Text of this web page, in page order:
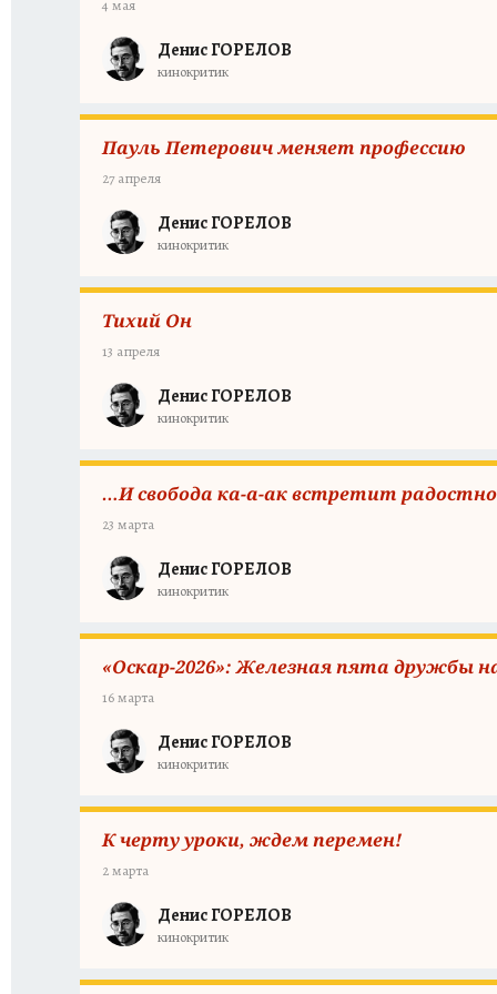
4 мая
Денис ГОРЕЛОВ
кинокритик
Пауль Петерович меняет профессию
27 апреля
Денис ГОРЕЛОВ
кинокритик
Тихий Он
13 апреля
Денис ГОРЕЛОВ
кинокритик
…И свобода ка-а-ак встретит радостно
23 марта
Денис ГОРЕЛОВ
кинокритик
«Оскар-2026»: Железная пята дружбы
16 марта
Денис ГОРЕЛОВ
кинокритик
К черту уроки, ждем перемен!
2 марта
Денис ГОРЕЛОВ
кинокритик